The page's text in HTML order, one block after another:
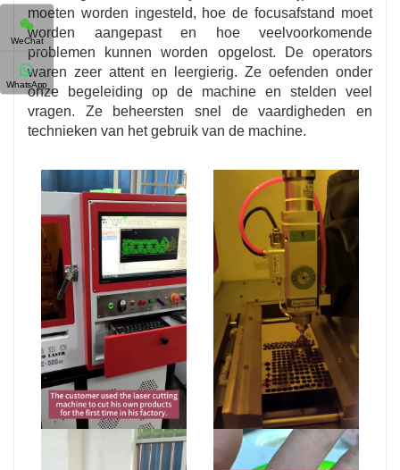
moeten worden ingesteld, hoe de focusafstand moet
worden aangepast en hoe veelvoorkomende
problemen kunnen worden opgelost. De operators
waren zeer attent en leergierig. Ze oefenden onder
onze begeleiding op de machine en stelden veel
vragen. Ze beheersten snel de vaardigheden en
technieken van het gebruik van de machine.
WeChat
WhatsApp